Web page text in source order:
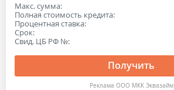
Макс. сумма:
Полная стоимость кредита:
Процентная ставка:
Срок:
Свид. ЦБ РФ №:
Получить
Реклама ООО МКК Эквазайм